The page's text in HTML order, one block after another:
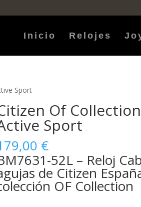
Inicio Relojes
Sport
Of Collection
Sport
€
52L – Reloj
de Citizen
OF Collection